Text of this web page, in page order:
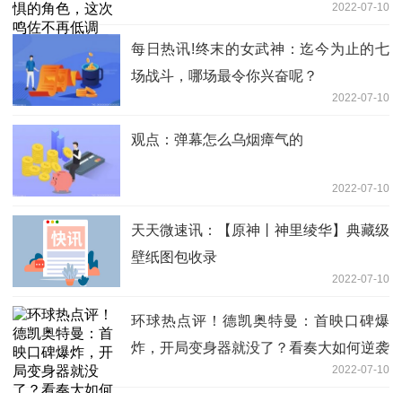
2022-07-10
每日热讯!终末的女武神：迄今为止的七
场战斗，哪场最令你兴奋呢？
2022-07-10
观点：弹幕怎么乌烟瘴气的
2022-07-10
天天微速讯：【原神丨神里绫华】典藏级
壁纸图包收录
2022-07-10
环球热点评！德凯奥特曼：首映口碑爆
炸，开局变身器就没了？看奏大如何逆袭
2022-07-10